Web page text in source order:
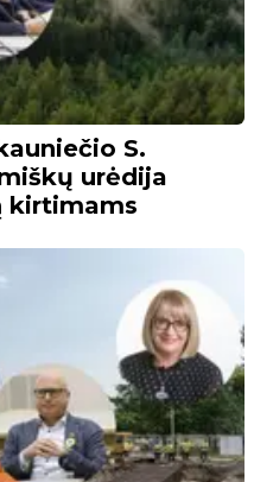
S.
urėdija
kirtimams